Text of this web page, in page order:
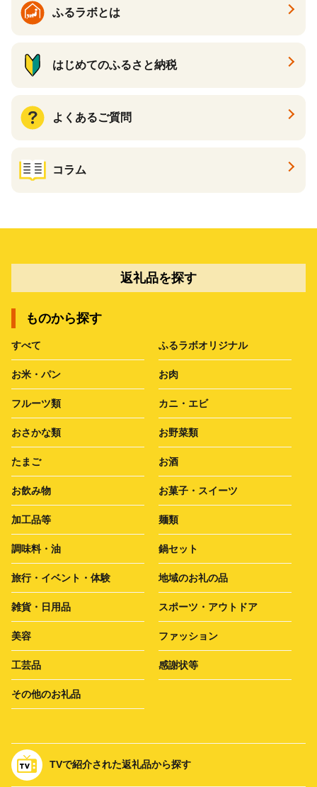
ふるラボとは
はじめてのふるさと納税
よくあるご質問
コラム
返礼品を探す
ものから探す
すべて ふるラボオリジナル
お米・パン お肉
フルーツ類 カニ・エビ
おさかな類 お野菜類
たまご お酒
お飲み物 お菓子・スイーツ
加工品等 麺類
調味料・油 鍋セット
旅行・イベント・体験 地域のお礼の品
雑貨・日用品 スポーツ・アウトドア
美容 ファッション
工芸品 感謝状等
その他のお礼品
TVで紹介された返礼品から探す